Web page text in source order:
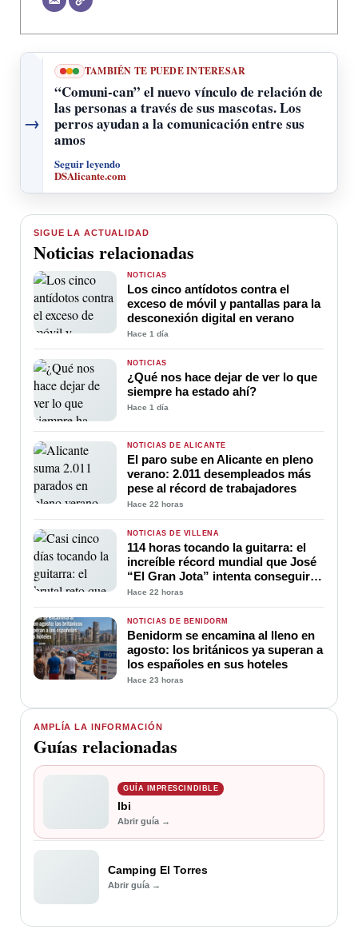
→
TAMBIÉN TE PUEDE INTERESAR
“Comuni-can” el nuevo vínculo de relación de
las personas a través de sus mascotas. Los
perros ayudan a la comunicación entre sus
amos
Seguir leyendo
DSAlicante.com
AMPLÍA LA INFORMACIÓN
Guías relacionadas
GUÍA IMPRESCINDIBLE
Ibi
Abrir guía →
Camping El Torres
Abrir guía →
SIGUE LA ACTUALIDAD
Noticias relacionadas
NOTICIAS
Los cinco antídotos contra el
exceso de móvil y pantallas para la
desconexión digital en verano
Hace 1 día
NOTICIAS
¿Qué nos hace dejar de ver lo que
siempre ha estado ahí?
Hace 1 día
NOTICIAS DE ALICANTE
El paro sube en Alicante en pleno
verano: 2.011 desempleados más
pese al récord de trabajadores
Hace 22 horas
NOTICIAS DE VILLENA
114 horas tocando la guitarra: el
increíble récord mundial que José
“El Gran Jota” intenta conseguir
en Villena
Hace 22 horas
NOTICIAS DE BENIDORM
Benidorm se encamina al lleno en
agosto: los británicos ya superan a
los españoles en sus hoteles
Hace 23 horas